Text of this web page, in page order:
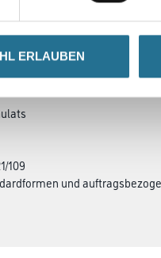
ERLAUBEN
109
und